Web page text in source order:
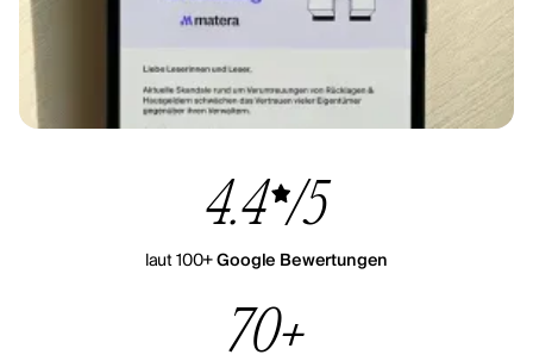
4.4 /5
laut 100+Google Bewertungen
70+